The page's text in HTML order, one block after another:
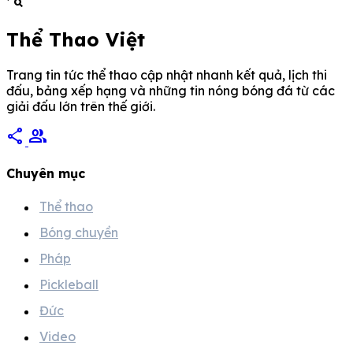
Thể Thao Việt
Trang tin tức thể thao cập nhật nhanh kết quả, lịch thi
đấu, bảng xếp hạng và những tin nóng bóng đá từ các
giải đấu lớn trên thế giới.
share group
Chuyên mục
Thể thao
Bóng chuyền
Pháp
Pickleball
Đức
Video